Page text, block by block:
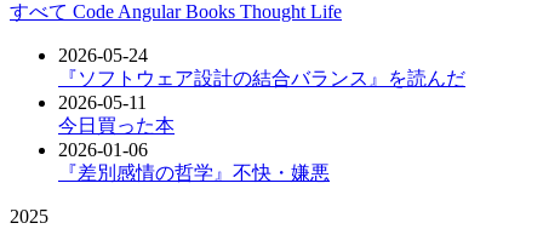
すべて Code AngularBooks Thought Life
2026-05-24
『ソフトウェア設計の結合バランス』を読んだ
2026-05-11
今日買った本
2026-01-06
『差別感情の哲学』不快・嫌悪
2025